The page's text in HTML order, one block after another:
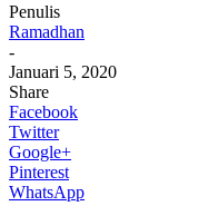
Penulis
Ramadhan
-
Januari 5, 2020
Share
Facebook
Twitter
Google+
Pinterest
WhatsApp